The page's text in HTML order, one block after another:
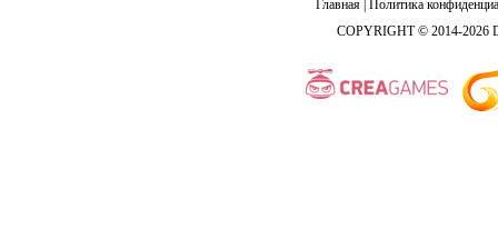
Главная Политика
COPYRIGHT © 2014-2026